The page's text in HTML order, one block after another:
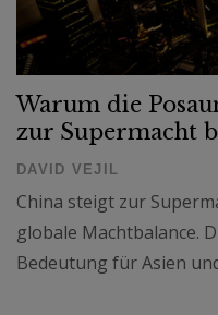
Warum die
zur Supermacht
DAVID VEJIL
China steigt zur
globale Machtbalance.
Bedeutung für Asien